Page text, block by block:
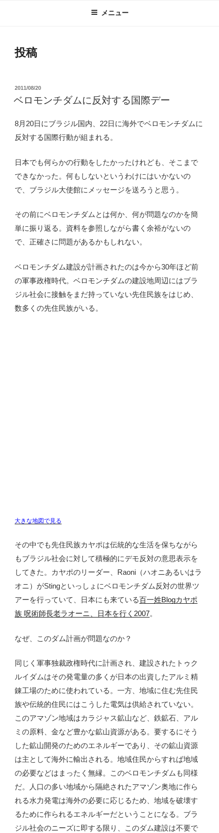
メニュー
投稿
投
2011/08/20
ベロモンチダムに反対する国際デー
8月20日にブラジル国内、22日に海外でベロモンチダムに
反対する国際行動が組まれる。
日本でも何らかの行動をしたかったけれども、そこまで
できなかった。何もしないというわけにはいかないの
で、ブラジル大使館にメッセージを送ろうと思う。
その前にベロモンチダムとは何か、何が問題なのかを簡
単に振り返る。資料を参照しながら書く余裕がないの
で、正確さに問題があるかもしれない。
ベロモンチダム建設が計画されたのは今から30年ほど前
の軍事政権時代。ベロモンチダムの建設地周辺にはブラ
ジル社会に接触をまだ持っていない先住民族をはじめ、
数多くの先住民族がいる。
大きな地図で見る
その中でも先住民族カヤポは伝統的な生活を保ちながら
もブラジル社会に対して積極的にデモ反対の意思表示を
してきた。カヤポのリーダー、Raoni（ハオニあるいはラ
オニ）がStingといっしょにベロモンチダム反対の世界ツ
アーを行っていて、日本にも来ている百一姓Blogカヤポ
族 呪術師長老ラオーニ、日本を行く2007。
なぜ、このダム計画が問題なのか？
同じく軍事独裁政権時代に計画され、建設されたトゥク
ルイダムはその発電量の多くが日本の出資したアルミ精
錬工場のために使われている。一方、地域に住む先住民
族や伝統的住民にはこうした電気は供給されていない。
このアマゾン地域はカラジャス鉱山など、鉄鉱石、アル
ミの原料、金など豊かな鉱山資源がある。要するにそう
した鉱山開発のためのエネルギーであり、その鉱山資源
は主として海外に輸出される。地域住民からすれば地域
の必要などはまったく無縁。このベロモンチダムも同様
だ。人口の多い地域から隔絶されたアマゾン奥地に作ら
れる水力発電は海外の必要に応じるため、地域を破壊す
るために作られるエネルギーだということになる。ブラ
ジル社会のニーズに即する限り、このダム建設は不要で